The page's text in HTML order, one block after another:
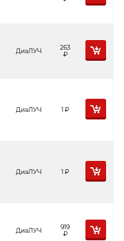
ДиаЛУЧ
263
Р
ДиаЛУЧ 1Р
ДиаЛУЧ 1Р
ДиаЛУЧ
919
Р